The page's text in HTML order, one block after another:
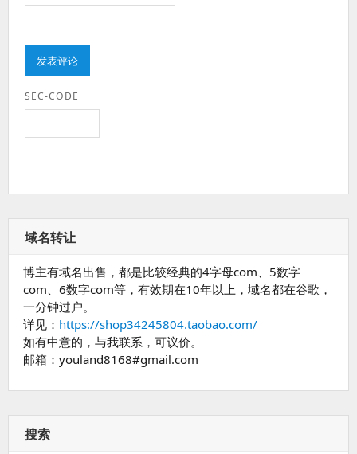
SEC-CODE
域名转让
博主有域名出售，都是比较经典的4字母com、5数字
com、6数字com等，有效期在10年以上，域名都在谷歌，
一分钟过户。
详见： https://shop34245804.taobao.com/
如有中意的，与我联系，可议价。
邮箱：youland8168#gmail.com
搜索